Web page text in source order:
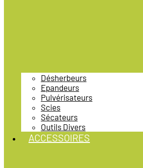
Désherbeurs
Epandeurs
Pulvérisateurs
Scies
Sécateurs
Outils Divers
ACCESSOIRES